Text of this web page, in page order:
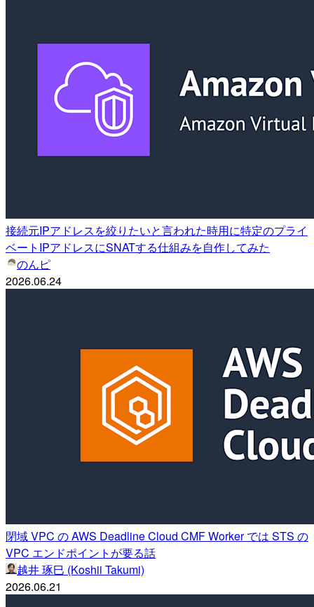
接続元IPアドレスを絞りたいと言われた時用に特定のプライ
ベートIPアドレスにSNATする仕組みを自作してみた
のんピ
2026.06.24
閉域 VPC の AWS Deadline Cloud CMF Worker では STS の
VPC エンドポイントが要る話
越井 琢巳 (Koshii Takumi)
2026.06.21